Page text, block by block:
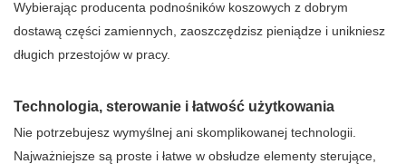
Wybierając producenta podnośników koszowych z dobrym
dostawą części zamiennych, zaoszczędzisz pieniądze i unikniesz
długich przestojów w pracy.
Technologia, sterowanie i łatwość użytkowania
Nie potrzebujesz wymyślnej ani skomplikowanej technologii.
Najważniejsze są proste i łatwe w obsłudze elementy sterujące,